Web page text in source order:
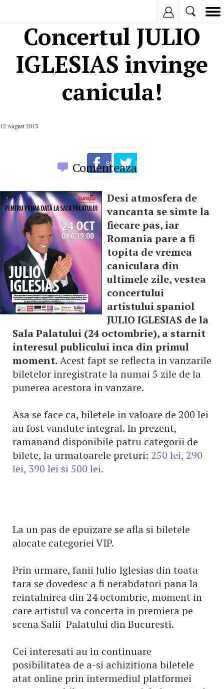
Concertul JULIO
IGLESIAS invinge
canicula!
12 August 2013
Comenteaza
Desi atmosfera de
vancanta se simte la
fiecare pas, iar
Romania pare a fi
topita de vremea
caniculara din
ultimele zile, vestea
concertului
artistului spaniol
JULIO IGLESIAS de la
Sala Palatului (24 octombrie), a starnit
interesul publicului inca din primul
moment. Acest fapt se reflecta in vanzarile
biletelor inregistrate la numai 5 zile de la
punerea acestora in vanzare.
Asa se face ca, biletele in valoare de 200 lei
au fost vandute integral. In prezent,
ramanand disponibile patru categorii de
bilete, la urmatoarele preturi: 250 lei, 290
lei, 390 lei si 500 lei.
La un pas de epuizare se afla si biletele
alocate categoriei VIP.
Prin urmare, fanii Julio Iglesias din toata
tara se dovedesc a fi nerabdatori pana la
reintalnirea din 24 octombrie, moment in
care artistul va concerta in premiera pe
scena Salii Palatului din Bucuresti.
Cei interesati au in continuare
posibilitatea de a-si achizitiona biletele
atat online prin intermediul platformei